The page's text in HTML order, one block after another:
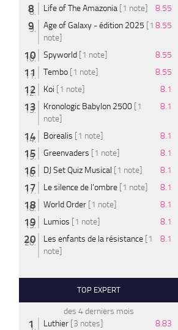
Life of The Amazonia [1 note]
8.55
Age of Galaxy - édition 2025 [1
note]
8.55
Spyworld [1 note]
8.55
Tembo [1 note]
8.55
Koi [1 note]
8.1
Kronologic Babylon 2500 [1
note]
8.1
Borealis [1 note]
8.1
Greenvaders [1 note]
8.1
DJ Set Quiz Musical [1 note]
8.1
Le silence de l'ombre [1 note]
8.1
World Order [1 note]
8.1
Lumios [1 note]
8.1
Les enfants de la résistance [1
note]
8.1
TOP EXPERT
des 4 derniers mois
Luthier [3 notes]
8.83